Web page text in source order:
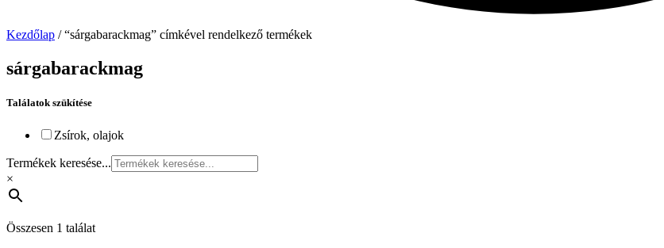
Kezdőlap / “sárgabarackmag” címkével rendelkező termékek
sárgabarackmag
Találatok szükítése
Zsírok, olajok
Termékek keresése...
×
Összesen 1 találat